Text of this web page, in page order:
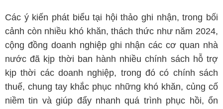
Các ý kiến phát biểu tại hội thảo ghi nhận, trong bối
cảnh còn nhiều khó khăn, thách thức như năm 2024,
cộng đồng doanh nghiệp ghi nhận các cơ quan nhà
nước đã kịp thời ban hành nhiều chính sách hỗ trợ
kịp thời các doanh nghiệp, trong đó có chính sách
thuế, chung tay khắc phục những khó khăn, củng cố
niềm tin và giúp đẩy nhanh quá trình phục hồi, ổn